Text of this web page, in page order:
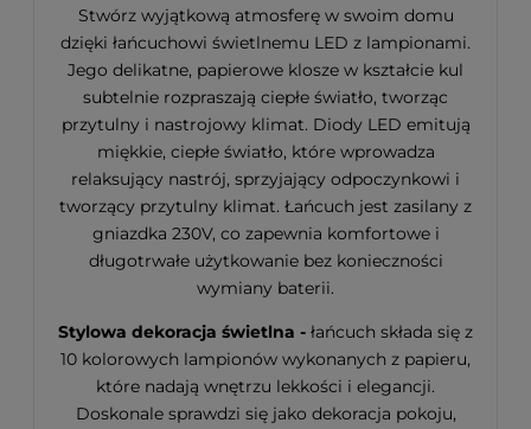
Stwórz wyjątkową atmosferę w swoim domu
dzięki łańcuchowi świetlnemu LED z lampionami.
Jego delikatne, papierowe klosze w kształcie kul
subtelnie rozpraszają ciepłe światło, tworząc
przytulny i nastrojowy klimat. Diody LED emitują
miękkie, ciepłe światło, które wprowadza
relaksujący nastrój, sprzyjający odpoczynkowi i
tworzący przytulny klimat. Łańcuch jest zasilany z
gniazdka 230V, co zapewnia komfortowe i
długotrwałe użytkowanie bez konieczności
wymiany baterii.
Stylowa dekoracja świetlna - łańcuch składa się z
10 kolorowych lampionów wykonanych z papieru,
które nadają wnętrzu lekkości i elegancji.
Doskonale sprawdzi się jako dekoracja pokoju,